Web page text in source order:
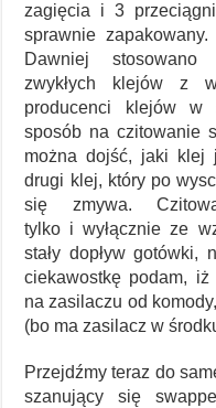
zagięcia i 3
sprawnie
Dawniej
zwykłych klejów z
producenci klejów w
sposób na czitowanie
można dojść, jaki klej
drugi klej, który po
się zmywa.
tylko i wyłącznie ze
stały dopływ
ciekawostkę podam, iż
na zasilaczu od
(bo ma zasilacz w
Przejdźmy teraz do
szanujący się